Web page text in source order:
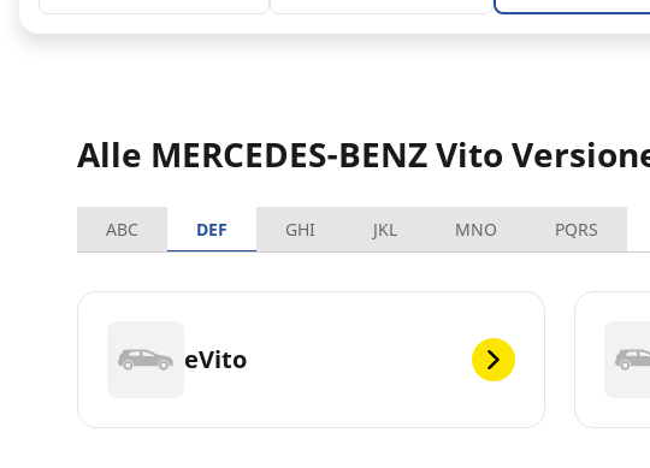
Alle MERCEDES-BENZ Vito
ABC DEF GHI JKL MNO PQRS
eVito